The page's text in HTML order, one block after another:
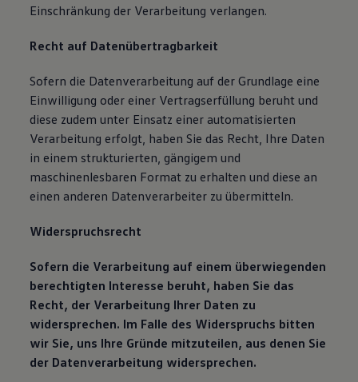
Einschränkung der Verarbeitung verlangen.
Recht auf Datenübertragbarkeit
Sofern die Datenverarbeitung auf der Grundlage eine
Einwilligung oder einer Vertragserfüllung beruht und
diese zudem unter Einsatz einer automatisierten
Verarbeitung erfolgt, haben Sie das Recht, Ihre Daten
in einem strukturierten, gängigem und
maschinenlesbaren Format zu erhalten und diese an
einen anderen Datenverarbeiter zu übermitteln.
Widerspruchsrecht
Sofern die Verarbeitung auf einem überwiegenden
berechtigten Interesse beruht, haben Sie das
Recht, der Verarbeitung Ihrer Daten zu
widersprechen. Im Falle des Widerspruchs bitten
wir Sie, uns Ihre Gründe mitzuteilen, aus denen Sie
der Datenverarbeitung widersprechen.